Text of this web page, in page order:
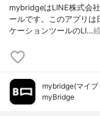
mybridgeはLINE株式会
ールです。このアプリは
ケーションツールのLI…
mybridge(マイブ
myBridge